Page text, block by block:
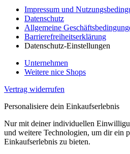
Impressum und
Datenschutz
Allgemeine
Barrierefreiheitserklärung
Datenschutz-Einstellungen
Unternehmen
Weitere nice Shops
Vertrag widerrufen
Personalisiere dein Einkaufserlebnis
Nur mit deiner individuellen
und weitere Technologien, um dir ein
Einkaufserlebnis zu bieten.